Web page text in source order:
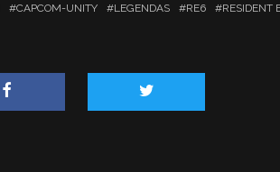
CAPCOM-UNITY LEGENDAS RE6 RESIDENT